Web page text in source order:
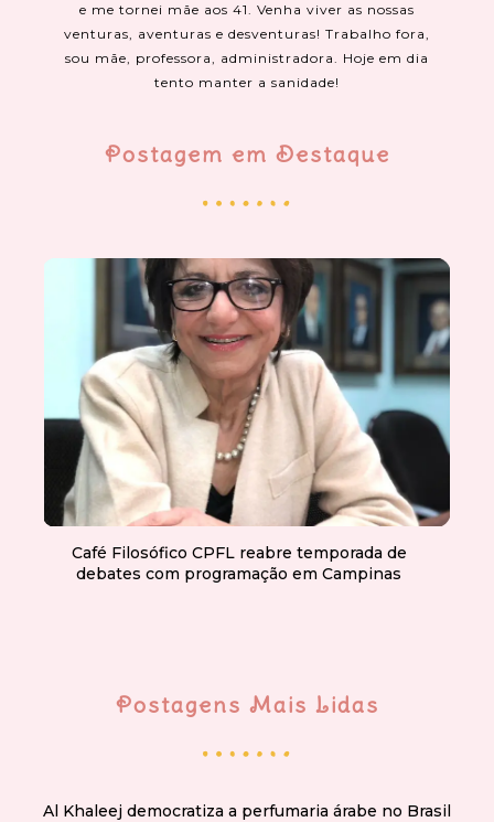
e me tornei mãe aos 41. Venha viver as nossas
venturas, aventuras e desventuras! Trabalho fora,
sou mãe, professora, administradora. Hoje em dia
tento manter a sanidade!
Postagem em Destaque
Café Filosófico CPFL reabre temporada de
debates com programação em Campinas
Postagens Mais Lidas
Al Khaleej democratiza a perfumaria árabe no Brasil